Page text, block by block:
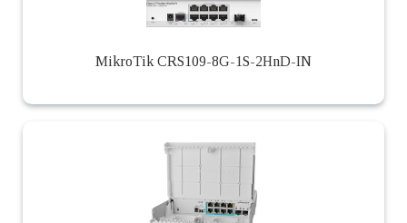
MikroTik CRS109-8G-1S-2HnD-IN